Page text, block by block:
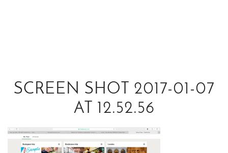
SCREEN SHOT 2017-01-07
AT 12.52.56